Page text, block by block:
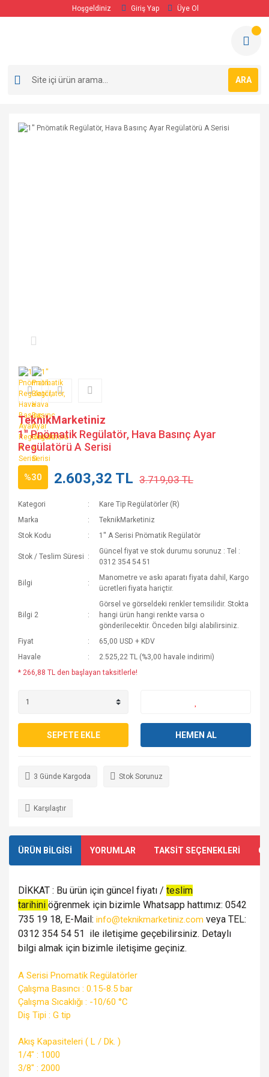
Hoşgeldiniz Giriş Yap Üye Ol
ARA
TeknikMarketiniz
1'' Pnömatik Regülatör, Hava Basınç Ayar
Regülatörü A Serisi
%30 2.603,32 TL 3.719,03 TL
Kategori
Kare Tip Regülatörler (R)
Marka
TeknikMarketiniz
Stok Kodu
1'' A Serisi Pnömatik Regülatör
Stok / Teslim Süresi
Güncel fiyat ve stok durumu sorunuz : Tel :
0312 354 54 51
Bilgi
Manometre ve askı aparatı fiyata dahil, Kargo
ücretleri fiyata hariçtir.
Bilgi 2
Görsel ve görseldeki renkler temsilidir. Stokta
hangi ürün hangi renkte varsa o
gönderilecektir. Önceden bilgi alabilirsiniz.
Fiyat
65,00 USD + KDV
Havale
2.525,22 TL (%3,00 havale indirimi)
* 266,88 TL den başlayan taksitlerle!
SEPETE EKLE HEMEN AL
3 Günde Kargoda Stok Sorunuz
Karşılaştır
ÜRÜN BİLGİSİ YORUMLAR TAKSİT SEÇENEKLERİ
DİKKAT : Bu ürün için güncel fiyatı / teslim
tarihini öğrenmek için bizimle Whatsapp hattımız: 0542
735 19 18, E-Mail: info@teknikmarketiniz.com veya TEL:
0312 354 54 51 ile iletişime geçebilirsiniz. Detaylı
bilgi almak için bizimle iletişime geçiniz.
A Serisi Pnomatik Regülatörler
Çalışma Basıncı : 0.15-8.5 bar
Çalışma Sıcaklığı : -10/60 °C
Diş Tipi : G tip
Akış Kapasiteleri ( L / Dk. )
1/4" : 1000
3/8" : 2000